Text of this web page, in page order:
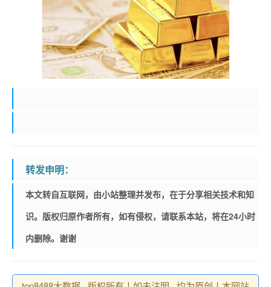
转发申明：
本文转自互联网，由小站整理并发布，在于分享相关技术和知
识。版权归原作者所有，如有侵权，请联系本站，将在24小时
内删除。谢谢